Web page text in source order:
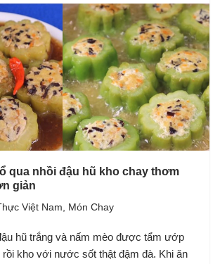
qua nhồi đậu hũ kho chay thơm
giản
Việt Nam, Món Chay
hũ trắng và nấm mèo được tẩm ướp
kho với nước sốt thật đậm đà. Khi ăn